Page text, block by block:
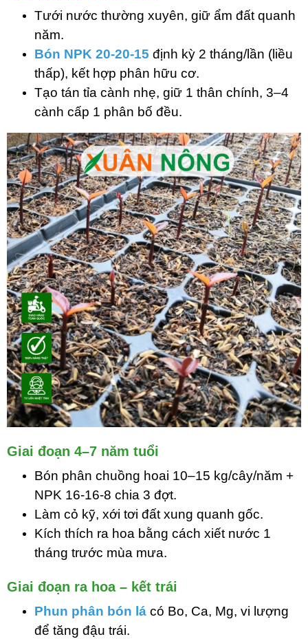
Tưới nước thường xuyên, giữ ẩm đất quanh
năm.
Bón NPK 20-20-15 định kỳ 2 tháng/lần (liều
thấp), kết hợp phân hữu cơ.
Tạo tán tỉa cành nhẹ, giữ 1 thân chính, 3–4
cành cấp 1 phân bố đều.
Giai đoạn 4–7 năm tuổi
Bón phân chuồng hoai 10–15 kg/cây/năm +
NPK 16-16-8 chia 3 đợt.
Làm cỏ kỹ, xới tơi đất xung quanh gốc.
Kích thích ra hoa bằng cách xiết nước 1
tháng trước mùa mưa.
Giai đoạn ra hoa – kết trái
Phun phân bón lá có Bo, Ca, Mg, vi lượng
để tăng đậu trái.